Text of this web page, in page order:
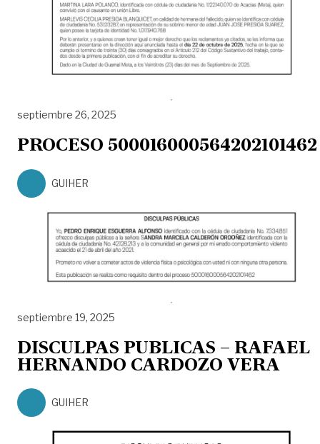
septiembre 26, 2025
PROCESO 500016000564202101462
GUIHER
septiembre 19, 2025
DISCULPAS PUBLICAS – RAFAEL
HERNANDO CARDOZO VERA
GUIHER